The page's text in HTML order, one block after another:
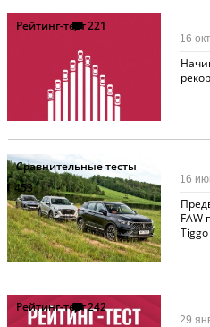
Рейтинг-тест221
16
Сравнительные тесты
453
FAW
16
Рейтинг-тест242
29